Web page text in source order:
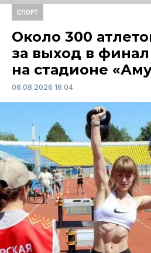
СПОРТ
Около 300
за выход в
на стадионе
06.08.2026 16:04